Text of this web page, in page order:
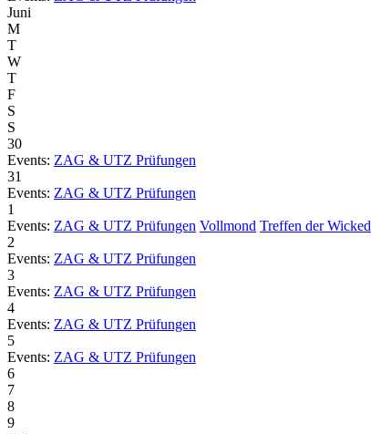
Juni
M
T
W
T
F
S
S
30
Events: ZAG & UTZ Prüfungen
31
Events: ZAG & UTZ Prüfungen
1
Events: ZAG & UTZ Prüfungen Vollmond Treffen der Wicked
2
Events: ZAG & UTZ Prüfungen
3
Events: ZAG & UTZ Prüfungen
4
Events: ZAG & UTZ Prüfungen
5
Events: ZAG & UTZ Prüfungen
6
7
8
9